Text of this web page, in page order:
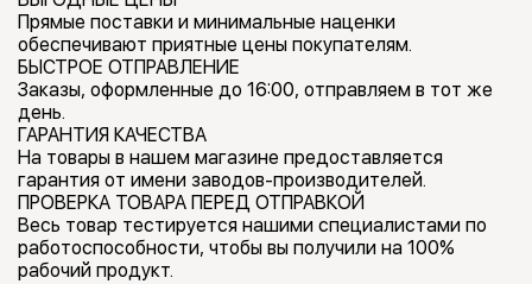
Прямые поставки и минимальные наценки
обеспечивают приятные цены покупателям.
БЫСТРОЕ ОТПРАВЛЕНИЕ
Заказы, оформленные до 16:00, отправляем в тот же
день.
ГАРАНТИЯ КАЧЕСТВА
На товары в нашем магазине предоставляется
гарантия от имени заводов-производителей.
ПРОВЕРКА ТОВАРА ПЕРЕД ОТПРАВКОЙ
Весь товар тестируется нашими специалистами по
работоспособности, чтобы вы получили на 100%
рабочий продукт.